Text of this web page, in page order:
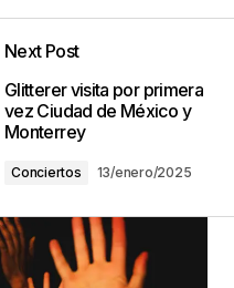
Next Post
Glitterer visita por primera
vez Ciudad de México y
Monterrey
Conciertos 13/enero/2025